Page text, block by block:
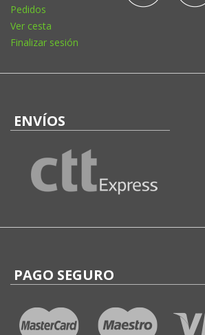
Pedidos
Ver cesta
Finalizar sesión
ENVÍOS
PAGO SEGURO